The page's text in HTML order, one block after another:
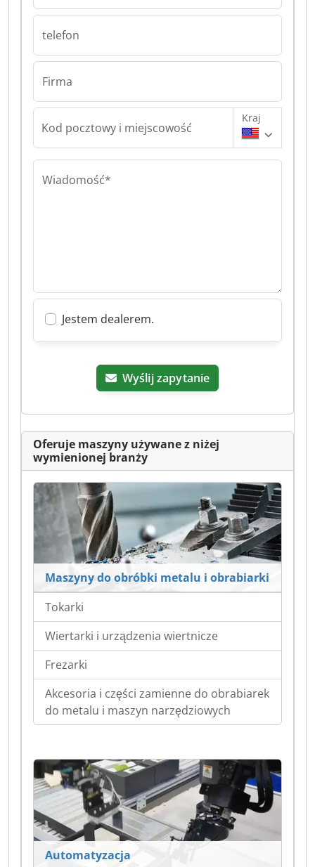
telefon
Firma
Kod pocztowy i miejscowość
Kraj
Wiadomość*
Jestem dealerem.
Wyślij zapytanie
Oferuje maszyny używane z niżej
wymienionej branży
Maszyny do obróbki metalu i obrabiarki
Tokarki
Wiertarki i urządzenia wiertnicze
Frezarki
Akcesoria i części zamienne do obrabiarek
do metalu i maszyn narzędziowych
Automatyzacja